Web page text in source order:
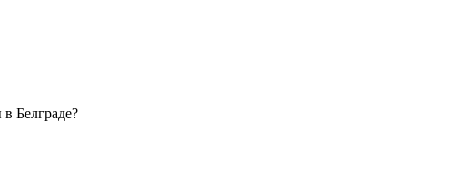
Белграде?